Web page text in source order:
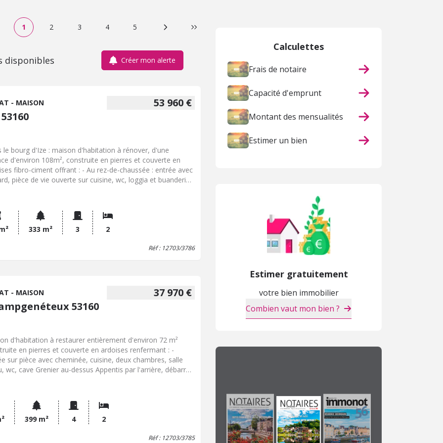
1 2 3 4 5 Page suivanteDernière page
disponibles Créer mon alerte
53 960 €
- MAISON
le bourg d'Ize : maison d'habitation à rénover, d'une
d'environ 108m², construite en pierres et couverte en
fibro-ciment offrant : - Au rez-de-chaussée : entrée avec
pièce de vie ouverte sur cuisine, wc, loggia et buanderie -
en tôles Puits Prix net net vendeur : 50.000,00 EUR +
(honoraires de négociation)
333 m² 3 2
Réf : 12703/3786
37 970 €
- MAISON
53160
d'habitation à restaurer entièrement d'environ 72 m²
en pierres et couverte en ardoises renfermant : -
sur pièce avec cheminée, cuisine, deux chambres, salle
wc, cave Grenier au-dessus Appentis par l'arrière, débarras
sur les risques auxquels ce bien est exposé sont
sur le site Géorisques : "www.georisques.gouv.fr
399 m² 4 2
Réf : 12703/3785
Calculettes
Frais de notaire
Capacité d'emprunt
Montant des mensualités
Estimer un bien
Estimer gratuitement
votre bien immobilier
Combien vaut mon bien ?